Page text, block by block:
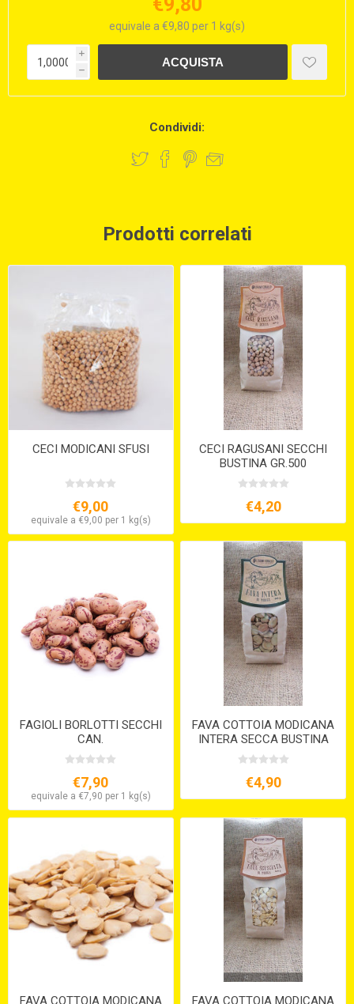
equivale a €9,80 per 1 kg(s)
i
h
Condividi:
Prodotti correlati
CECI MODICANI SFUSI
€9,00
equivale a €9,00 per 1 kg(s)
CECI RAGUSANI SECCHI
BUSTINA GR.500
€4,20
FAGIOLI BORLOTTI SECCHI
CAN.
€7,90
equivale a €7,90 per 1 kg(s)
FAVA COTTOIA MODICANA
INTERA SECCA BUSTINA
GR.500
€4,90
FAVA COTTOIA MODICANA FAVA COTTOIA MODICANA